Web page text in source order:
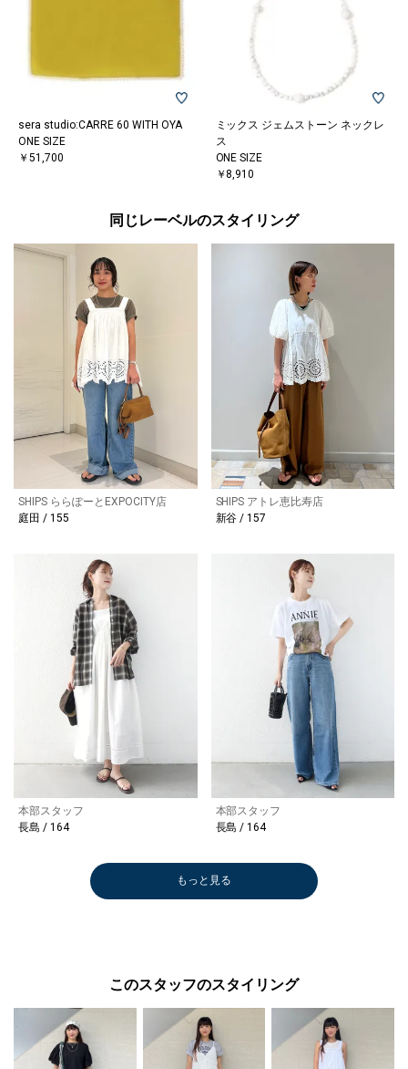
sera studio:CARRE 60 WITH OYA
ONE SIZE
￥51,700
ミックス ジェムストーン ネックレ
ス
ONE SIZE
￥8,910
同じレーベルのスタイリング
SHIPS ららぽーとEXPOCITY店
庭田 / 155
SHIPS アトレ恵比寿店
新谷 / 157
本部スタッフ
長島 / 164
本部スタッフ
長島 / 164
もっと見る
このスタッフのスタイリング